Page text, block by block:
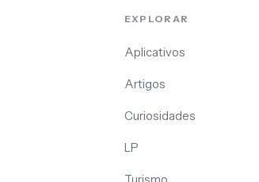
EXPLORAR
Aplicativos
Artigos
Curiosidades
LP